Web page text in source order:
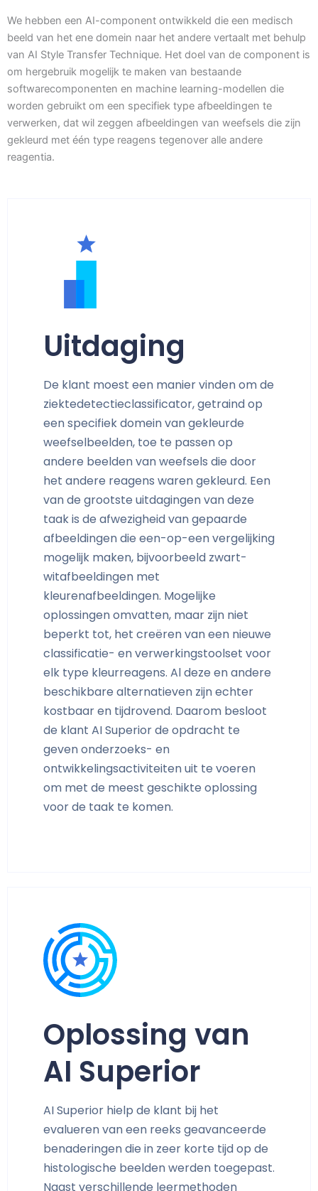
We hebben een AI-component ontwikkeld die een medisch
beeld van het ene domein naar het andere vertaalt met behulp
van AI Style Transfer Technique. Het doel van de component is
om hergebruik mogelijk te maken van bestaande
softwarecomponenten en machine learning-modellen die
worden gebruikt om een specifiek type afbeeldingen te
verwerken, dat wil zeggen afbeeldingen van weefsels die zijn
gekleurd met één type reagens tegenover alle andere
reagentia.
Uitdaging
De klant moest een manier vinden om de
ziektedetectieclassificator, getraind op
een specifiek domein van gekleurde
weefselbeelden, toe te passen op
andere beelden van weefsels die door
het andere reagens waren gekleurd. Een
van de grootste uitdagingen van deze
taak is de afwezigheid van gepaarde
afbeeldingen die een-op-een vergelijking
mogelijk maken, bijvoorbeeld zwart-
witafbeeldingen met
kleurenafbeeldingen. Mogelijke
oplossingen omvatten, maar zijn niet
beperkt tot, het creëren van een nieuwe
classificatie- en verwerkingstoolset voor
elk type kleurreagens. Al deze en andere
beschikbare alternatieven zijn echter
kostbaar en tijdrovend. Daarom besloot
de klant AI Superior de opdracht te
geven onderzoeks- en
ontwikkelingsactiviteiten uit te voeren
om met de meest geschikte oplossing
voor de taak te komen.
Oplossing van
AI Superior
AI Superior hielp de klant bij het
evalueren van een reeks geavanceerde
benaderingen die in zeer korte tijd op de
histologische beelden werden toegepast.
Naast verschillende leermethoden